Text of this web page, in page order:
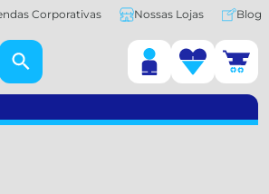
Corporativas Nossas Lojas Blog